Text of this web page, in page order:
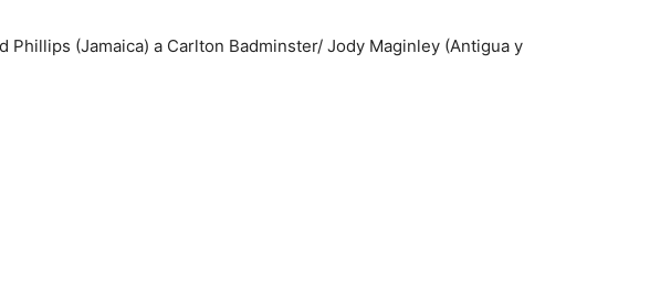
Phillips (Jamaica) a Carlton Badminster/ Jody Maginley (Antigua y